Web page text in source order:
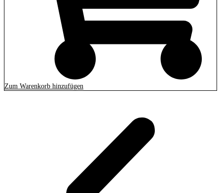
Zum Warenkorb hinzufügen